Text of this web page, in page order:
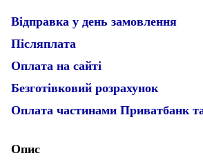
Відправка у день замовлення
Післяплата
Оплата на сайті
Безготівковий розрахунок
Оплата частинами Приватбанк
Опис